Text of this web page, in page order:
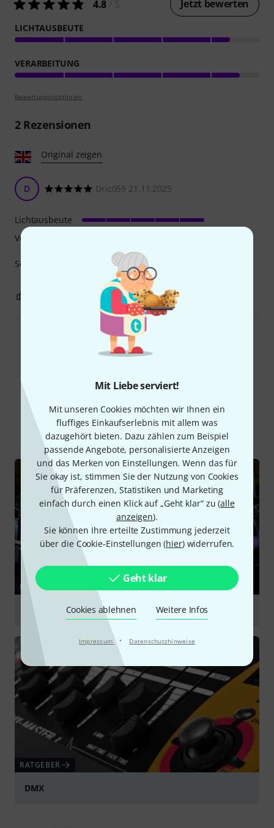
Mit Liebe serviert!
Mit unseren Cookies möchten wir Ihnen ein
fluffiges Einkaufserlebnis mit allem was
dazugehört bieten. Dazu zählen zum Beispiel
passende Angebote, personalisierte Anzeigen
und das Merken von Einstellungen. Wenn das für
Sie okay ist, stimmen Sie der Nutzung von Cookies
für Präferenzen, Statistiken und Marketing
einfach durch einen Klick auf „Geht klar“ zu (alle
anzeigen).
Sie können Ihre erteilte Zustimmung jederzeit
über die Cookie-Einstellungen (hier) widerrufen.
Geht klar
Cookies ablehnen Weitere Infos
Impressum · Datenschutzhinweise
4.8 Jetzt bewerten
LICHTAUSBEUTE
VERARBEITUNG
Bewertungsrichtlinien
2Rezensionen
Original zeigen
D Dric059 21.11.2025
Schöner Effekt Dillingen im Zimmer
Lichtausbeute
Verarbeitung
BEWERTUNG MELDEN
Alle Bewertungen lesen
Alle Ratgeber Downloads
RATGEBER
Lichteffekte
RATGEBER
DMX